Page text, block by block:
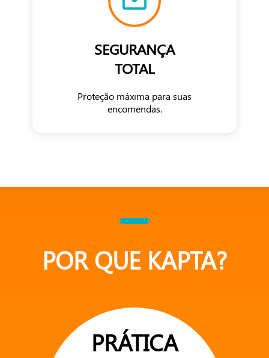
SEGURANÇA
TOTAL
Proteção máxima para suas
encomendas.
POR QUE KAPTA?
PRÁTICA